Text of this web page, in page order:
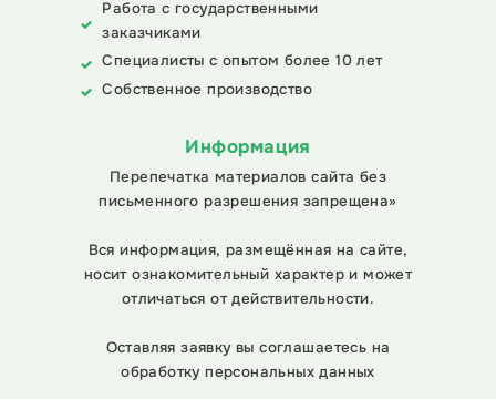
Работа с государственными
заказчиками
Специалисты с опытом более 10 лет
Собственное производство
Информация
Перепечатка материалов сайта без
письменного разрешения запрещена»
Вся информация, размещённая на сайте,
носит ознакомительный характер и может
отличаться от действительности.
Оставляя заявку вы соглашаетесь на
обработку персональных данных